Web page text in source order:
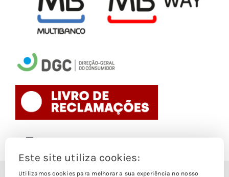
Navigation
Este site utiliza cookies:
Utilizamos cookies para melhorar a sua experiência no nosso